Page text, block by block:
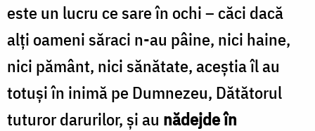
este un lucru ce sare în ochi – căci dacă
alţi oameni săraci n-au pâine, nici haine,
nici pământ, nici sănătate, aceştia îl au
totuşi în inimă pe Dumnezeu, Dătătorul
tuturor darurilor, şi au nădejde în